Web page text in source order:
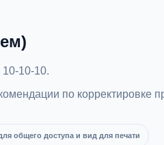
10-10.
по корректировке
общего доступа и вид для печати